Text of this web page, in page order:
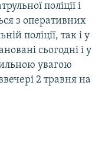
поліції і
з оперативних
поліції, так і у
сьогодні і у
увагою
2 травня на